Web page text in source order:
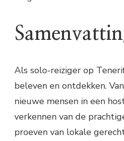
Als solo-reiziger op
beleven en ontdekken.
nieuwe mensen in een
verkennen van de
proeven van lokale